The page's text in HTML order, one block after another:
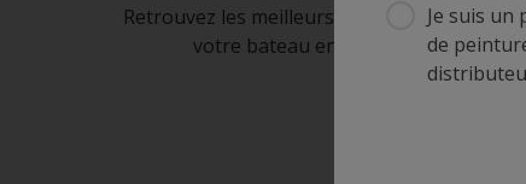
Je suis
de
Retrouvez les meilleurs produits pour
votre bateau en très bon état